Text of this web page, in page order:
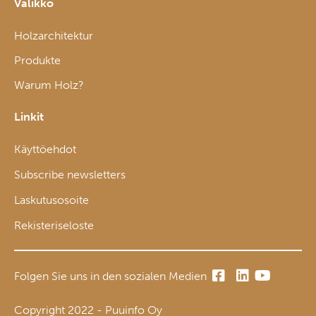
Valikko
Holzarchitektur
Produkte
Warum Holz?
Linkit
Käyttöehdot
Subscribe newsletters
Laskutusosoite
Rekisteriseloste
Folgen Sie uns in den sozialen Medien
Copyright 2022 - Puuinfo Oy